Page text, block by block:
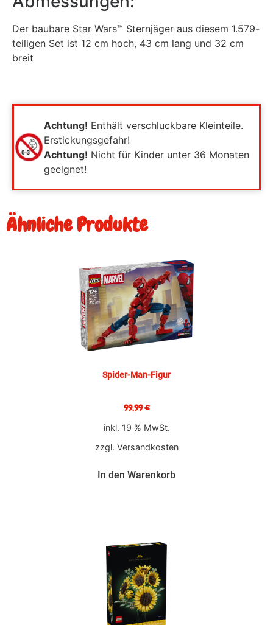
Der baubare Star Wars™ Sternjäger aus diesem 1.579-
teiligen Set ist 12 cm hoch, 43 cm lang und 32 cm
breit
Achtung! Enthält verschluckbare Kleinteile.
Erstickungsgefahr!
Achtung! Nicht für Kinder unter 36 Monaten
geeignet!
Ähnliche Produkte
Spider-Man-Figur
99,99€
inkl. 19 % MwSt.
zzgl. Versandkosten
In den Warenkorb